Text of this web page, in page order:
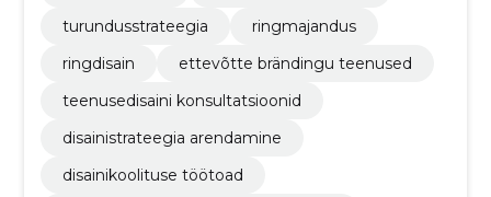
turundusstrateegia
ringmajandus
ringdisain
ettevõtte brändingu teenused
teenusedisaini konsultatsioonid
disainistrateegia arendamine
disainikoolituse töötoad